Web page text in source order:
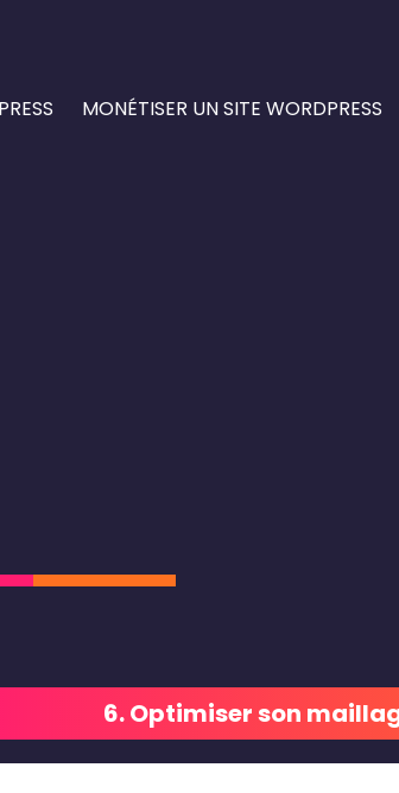
MONÉTISER UN SITE WORDPRESS
6. Optimiser son